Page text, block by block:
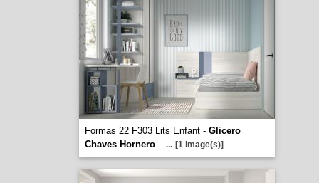
Formas 22 F303 Lits Enfant - Glicero
Chaves Hornero
... [1 image(s)]